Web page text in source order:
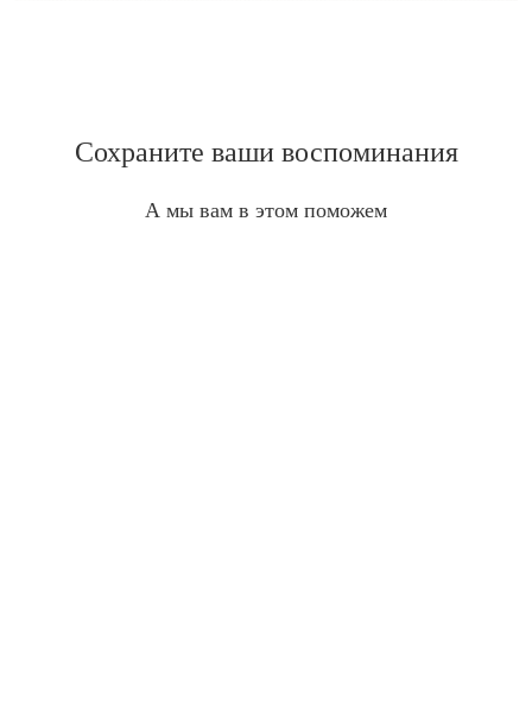
Сохраните ваши воспоминания
А мы вам в этом поможем